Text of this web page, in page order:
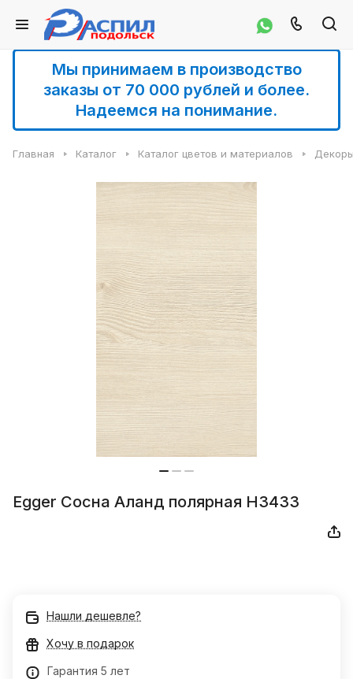
Мы принимаем в производство
заказы от 70 000 рублей и более.
Надеемся на понимание.
Главная Каталог Каталог цветов и материалов
Egger Сосна Аланд полярная H3433
Нашли дешевле?
Хочу в подарок
Гарантия 5 лет